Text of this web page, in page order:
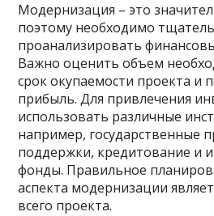
Модернизация – это
поэтому необходимо
проанализировать
Важно оценить объем
срок окупаемости проекта и
прибыль. Для привлечения
использовать различные
например, государственные
поддержки, кредитование и
фонды. Правильное
аспекта модернизации
всего проекта.